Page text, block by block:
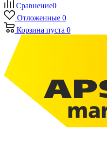
Сравнение0
Отложенные 0
Корзина пуста 0